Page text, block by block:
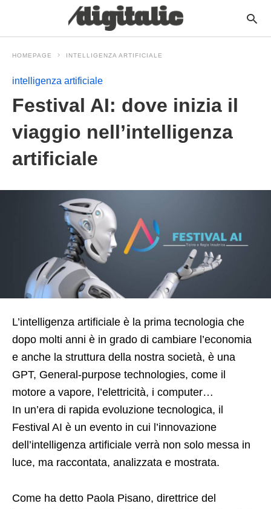
HOMEPAGE INTELLIGENZA ARTIFICIALE
intelligenza artificiale
Festival AI: dove inizia il
viaggio nell’intelligenza
artificiale
L’intelligenza artificiale è la prima tecnologia che
dopo molti anni è in grado di cambiare l’economia
e anche la struttura della nostra società, è una
GPT, General-purpose technologies, come il
motore a vapore, l’elettricità, i computer…
In un’era di rapida evoluzione tecnologica, il
Festival AI è un evento in cui l’innovazione
dell’intelligenza artificiale verrà non solo messa in
luce, ma raccontata, analizzata e mostrata.
Come ha detto Paola Pisano, direttrice del